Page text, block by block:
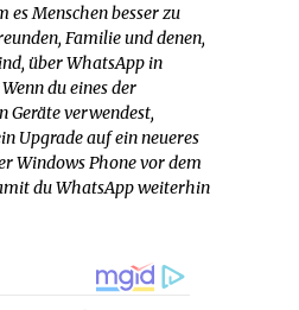
es Menschen besser zu
Familie und denen,
über WhatsApp in
du eines der
Geräte verwendest,
Upgrade auf ein neueres
Windows Phone vor dem
du WhatsApp weiterhin